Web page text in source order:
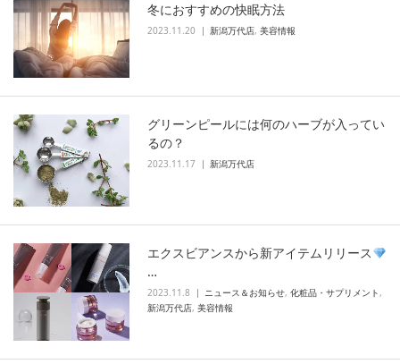
冬におすすめの快眠方法
2023.11.20 新潟万代店, 美容情報
グリーンピールには何のハーブが入ってい
るの？
2023.11.17 新潟万代店
エクスビアンスから新アイテムリリース
…
2023.11.8 ニュース＆お知らせ, 化粧品・サプリメント,
新潟万代店, 美容情報